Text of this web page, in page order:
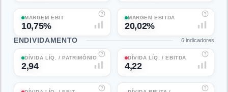
MARGEM EBIT
10,75%
MARGEM EBITDA
20,02%
ENDIVIDAMENTO 6 indicadores
DÍVIDA LÍQ. / PATRIMÔNIO
2,94
DÍVIDA LÍQ. / EBITDA
4,22